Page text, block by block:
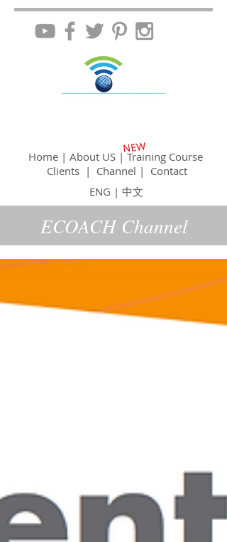
Home | About US |Training Course
Clients | Channel | Contact
NEW
ENG | 中文
ECOACH Channel